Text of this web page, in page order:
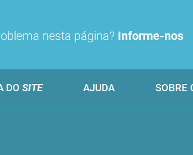
nesta página? Informe-nos
DO SITE AJUDA SOBRE